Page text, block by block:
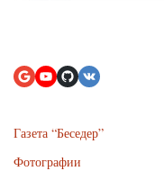
Газета “Беседер”
Фотографии